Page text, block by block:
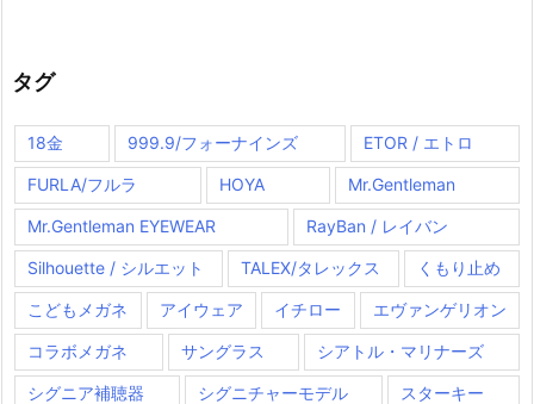
タグ
18金 999.9/フォーナインズ ETOR / エトロ
FURLA/フルラ HOYA Mr.Gentleman
Mr.Gentleman EYEWEAR RayBan / レイバン
Silhouette / シルエット TALEX/タレックス くもり止め
こどもメガネ アイウェア イチロー エヴァンゲリオン
コラボメガネ サングラス シアトル・マリナーズ
シグニア補聴器 シグニチャーモデル スターキー